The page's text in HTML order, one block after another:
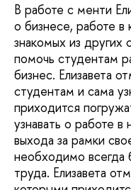
В работе с менти
о бизнесе, работе в
знакомых из
помочь студентам
бизнес. Елизавета
студентам и сама
приходится
узнавать о работе
выхода за рамки
необходимо всегда
труда. Елизавета